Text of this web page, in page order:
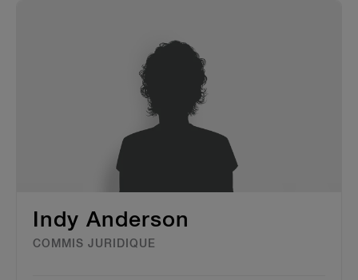
Indy Anderson
COMMIS JURIDIQUE